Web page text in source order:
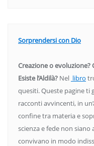
Sorprendersi con Dio
Creazione o evoluzione?
Esiste l’Aldilà? Nel libro
quesiti. Queste pagine ti
racconti avvincenti, in
confine tra materia e
scienza e fede non
convivano in modo